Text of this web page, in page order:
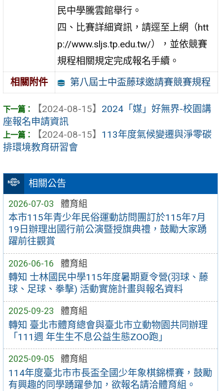
相關公告
2026-07-03 體育組
本市115年青少年民俗運動訪問團訂於115年7月
19日辦理出國行前公演暨授旗典禮，鼓勵大家踴
躍前往觀賞
2026-06-16 體育組
轉知 士林國民中學115年度暑期夏令營(羽球、藤
球、足球、拳擊) 活動實施計畫與報名資料
2025-09-23 體育組
轉知 臺北市體育總會與臺北市立動物園共同辦理
「111週 年生生不息公益生態ZOO跑」
2025-09-05 體育組
114年度臺北市市長盃全國少年象棋錦標賽，鼓勵
有興趣的同學踴躍參加，欲報名請洽體育組。
民中學騰雲館舉行。
四、比賽詳細資訊，請逕至上網（htt
p://www.sljs.tp.edu.tw/），並依競賽
規程相關規定完成報名手續。
相關附件
第八屆士中盃藤球邀請賽競賽規程
【2024-08-15】 2024「媒」好無界-校園講
座報名申請資訊
【2024-08-15】 113年度氣候變遷與淨零碳
排環境教育研習會